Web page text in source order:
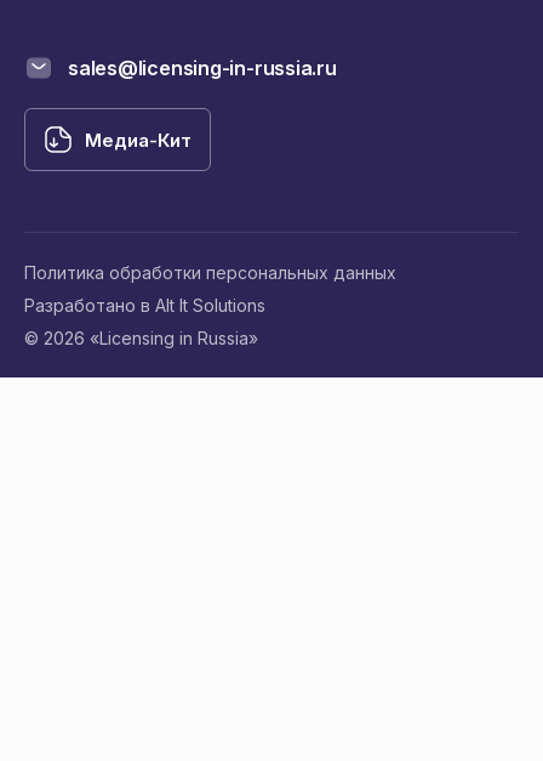
sales@licensing-in-russia.ru
Медиа-Кит
© 2026 «Licensing in Russia»
Политика обработки персональных данных
Разработано в Alt It Solutions